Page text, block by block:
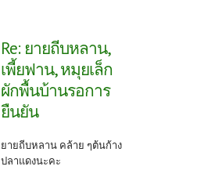
Re: ยายถีบหลาน,
เพี้ยฟาน, หมุยเล็ก
ผักพื้นบ้านรอการ
ยืนยัน
ยายถีบหลาน คล้าย ๆต้นก้าง
ปลาแดงนะคะ